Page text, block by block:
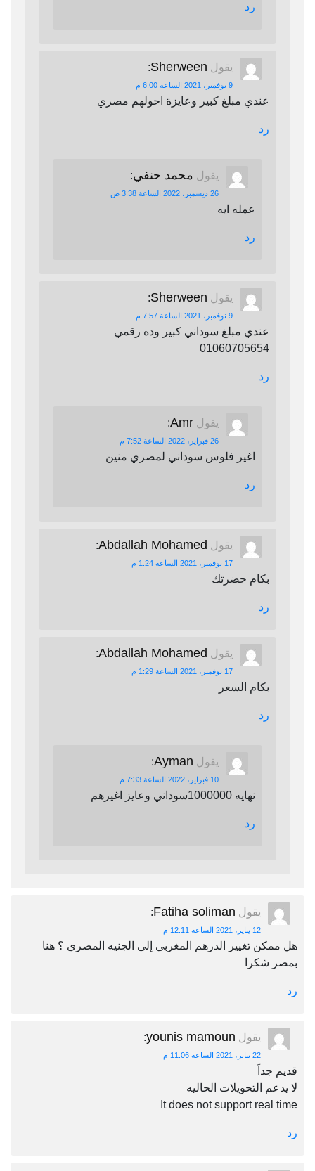
رد
يقول Sherween
:
9 نوفمبر، 2021 الساعة 6:00 م
عندي مبلغ كبير وعايزة احولهم مصري
رد
يقول محمد حنفي:
26 ديسمبر، 2022 الساعة 3:38 ص
عمله ايه
رد
يقول Sherween
:
9 نوفمبر، 2021 الساعة 7:57 م
عندي مبلغ سوداني كبير وده رقمي
01060705654
رد
يقول Amr
:
26 فبراير، 2022 الساعة 7:52 م
اغير فلوس سوداني لمصري منين
رد
يقول Abdallah Mohamed
:
17 نوفمبر، 2021 الساعة 1:24 م
بكام حضرتك
رد
يقول Abdallah Mohamed
:
17 نوفمبر، 2021 الساعة 1:29 م
بكام السعر
رد
يقول Ayman
:
10 فبراير، 2022 الساعة 7:33 م
نهايه 1000000سوداني وعايز اغيرهم
رد
يقول Fatiha soliman
:
12 يناير، 2021 الساعة 12:11 م
هل ممكن تغيير الدرهم المغربي إلى الجنيه المصري ؟ هنا
بمصر شكرا
رد
يقول younis mamoun
:
22 يناير، 2021 الساعة 11:06 م
قديم جداَ
لا يدعم التحويلات الحاليه
It does not support real time
رد